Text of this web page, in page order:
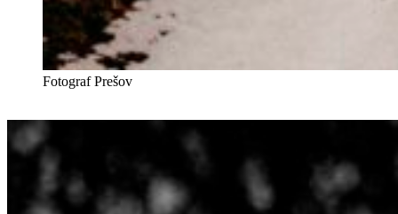
Fotograf Prešov